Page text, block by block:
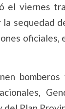
el viernes
sequedad